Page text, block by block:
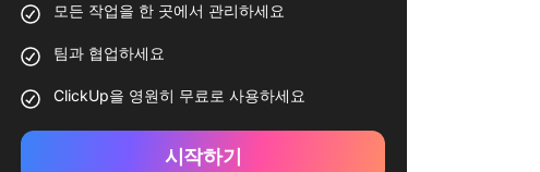
모든 작업을 한 곳에서 관리하세요
팀과 협업하세요
ClickUp을 영원히 무료로 사용하세요
시작하기